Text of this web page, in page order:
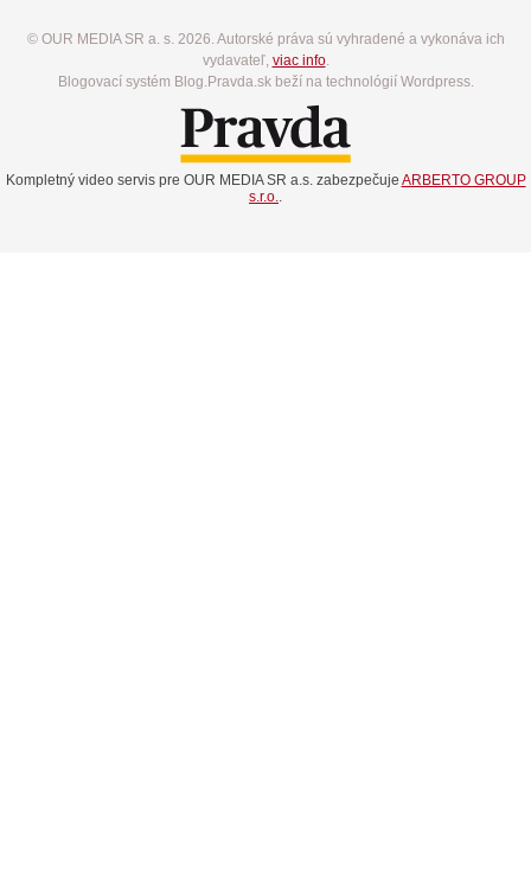
© OUR MEDIA SR a. s. 2026. Autorské práva sú vyhradené a vykonáva ich
vydavateľ, viac info.
Blogovací systém Blog.Pravda.sk beží na technológií Wordpress.
Kompletný video servis pre OUR MEDIA SR a.s. zabezpečuje ARBERTO GROUP
s.r.o.